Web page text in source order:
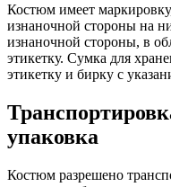
Костюм имеет
изнаночной стороны на
изнаночной стороны, в
этикетку. Сумка для
этикетку и бирку с
упаковка
Костюм разрешено